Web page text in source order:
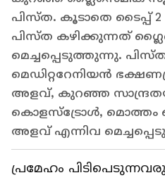
പിസ്ത. കൂടാതെ ടൈപ്പ്
പിസ്ത കഴിക്കുന്നത്
മെച്ചപ്പെടുത്തുന്നു.
മെഡിറ്ററേനിയൻ
അളവ്, കുറഞ്ഞ
കൊളസ്ട്രോൾ, മൊത്തം
അളവ് എന്നിവ
പ്രമേഹം